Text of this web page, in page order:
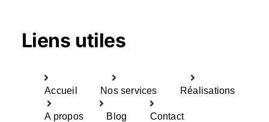
Liens utiles
Accueil Nos services Réalisations
A propos Blog Contact